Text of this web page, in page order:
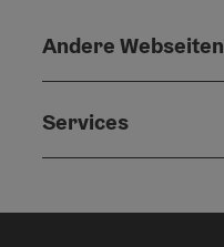
Andere Webseiten
Services